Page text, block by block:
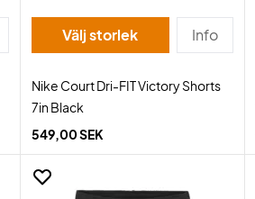
Välj storlek Info
Nike Court Dri-FIT Victory Shorts
7in Black
549,00 SEK